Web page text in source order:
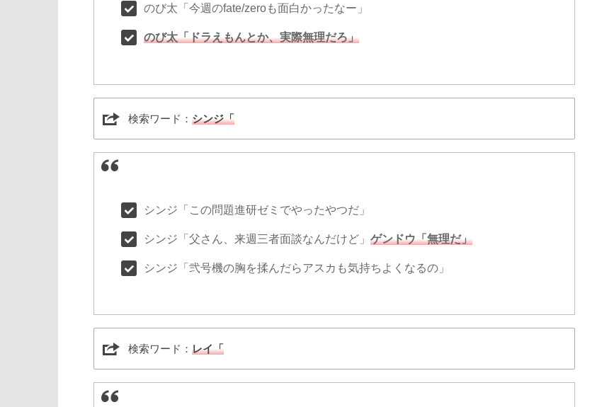
のび太「今週のfate/zeroも面白かったなー」
のび太「ドラえもんとか、実際無理だろ」
検索ワード： シンジ「
シンジ「この問題進研ゼミでやったやつだ」
シンジ「父さん、来週三者面談なんだけど」 ゲンドウ「無理だ」
シンジ「弐号機の胸を揉んだらアスカも気持ちよくなるの」
検索ワード： レイ「